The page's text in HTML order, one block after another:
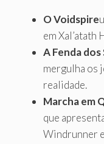
O Voidspire
em Xal’atath
A Fenda
mergulha os
realidade.
Marcha em
que
Windrunner e